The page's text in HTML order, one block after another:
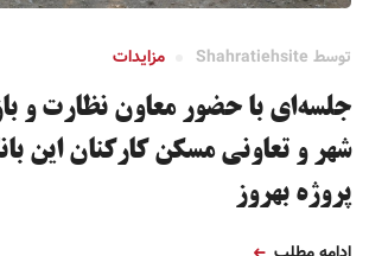
توسط Shahratiehsite مزایدات
جلسه‌ای با حضور معاون نظارت و
شهر و تعاونی مسکن کارکنان این
پروژه بهروز